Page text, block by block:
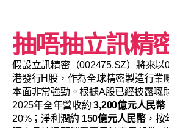
抽唔抽立訊精
假設立訊精密（002475.SZ）將來以
港發行H股，作為全球精密製造行業
本面非常強勁。根據A股已經披露嘅
2025年全年營收約3,200億元人民幣
20%；淨利潤約 150億元人民幣，按